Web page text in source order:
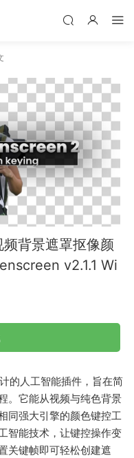
频背景遮罩抠像颜
v2.1.1 Wi
的人工智能插件，旨在简
。它能从视频与纯色背景
同强大引擎的颜色键控工
智能技术，让键控操作变
关键帧即可轻松创建遮